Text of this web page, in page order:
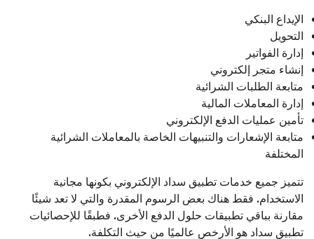
الإيداع البنكي
التحويل
إدارة الفواتير
إنشاء متجر إلكتروني
متابعة الطلبات الشرائية
إدارة المعاملات المالية
تأمين عمليات الدفع الإلكتروني
متابعة الإشعارات والتنبيهات الخاصة بالمعاملات الشرائية
المختلفة
تتميز جميع خدمات تطبيق سداد الإلكتروني بكونها مجانية
الاستخدام. فقط هناك بعض الرسوم المقدرة والتي لا تعد شيئًا
مقارنة بباقي تطبيقات حلول الدفع الأخرى. فطبقًا للإحصائيات
تطبيق سداد هو الأرخص عالميًا من حيث التكلفة.